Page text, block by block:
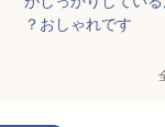
？おしゃれです